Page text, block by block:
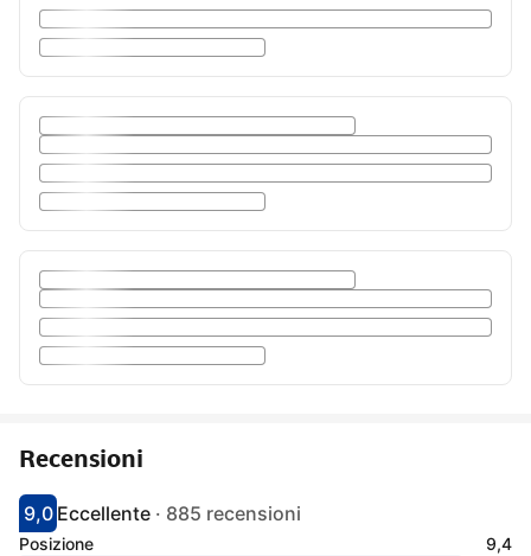
Recensioni
Punteggio di 9
9,0
Valutato come eccellente
Eccellente · 885 recensioni
Posizione
9,4